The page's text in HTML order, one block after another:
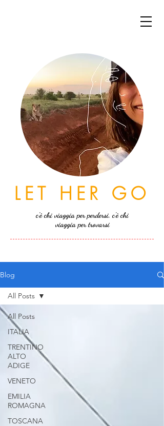
LET HER GO
c'è chi viaggia per perdersi, c'è chi
viaggia per trovarsi
Blog
All Posts
ITALIA
TRENTINO
ALTO
ADIGE
VENETO
EMILIA
ROMAGNA
TOSCANA
All Posts